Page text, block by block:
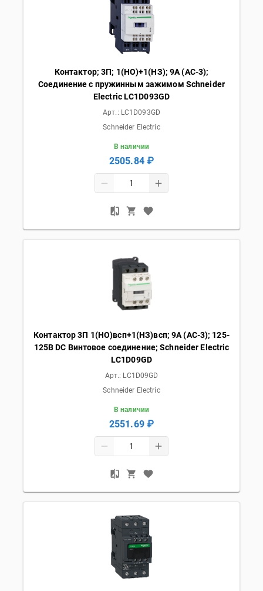
Контактор; 3П; 1(НО)+1(НЗ); 9А (AC-3);
Соединение с пружинным зажимом Schneider
Electric LC1D093GD
Арт.: LC1D093GD
Schneider Electric
В наличии
2505.84 ₽
Контактор 3П 1(НО)всп+1(НЗ)всп; 9А (AC-3); 125-
125В DC Винтовое соединение; Schneider Electric
LC1D09GD
Арт.: LC1D09GD
Schneider Electric
В наличии
2551.69 ₽